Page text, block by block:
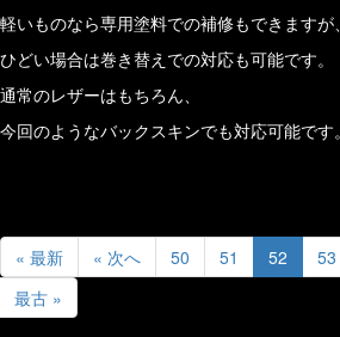
軽いものなら専用塗料での補修もできますが、
ひどい場合は巻き替えでの対応も可能です。
通常のレザーはもちろん、
今回のようなバックスキンでも対応可能です。
« 最新 « 次へ 50 51 52 53
最古 »